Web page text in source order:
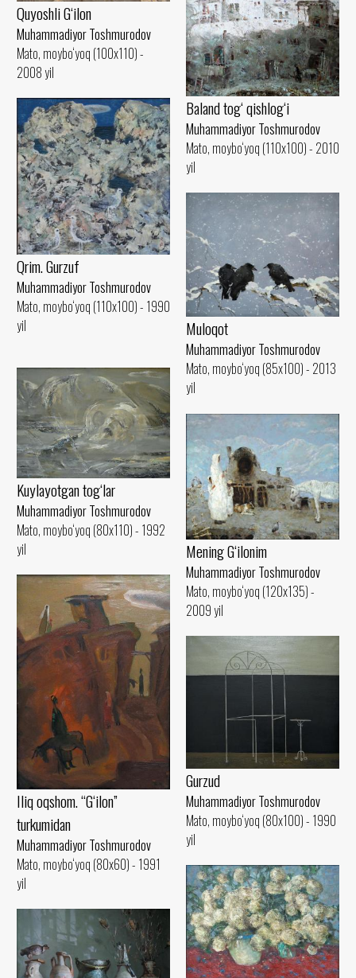
Quyoshli G‘ilon
Muhammadiyor Toshmurodov
Mato, moybo‘yoq (100x110) -
2008 yil
Baland tog‘ qishlog‘i
Muhammadiyor Toshmurodov
Mato, moybo‘yoq (110x100) - 2010
yil
Qrim. Gurzuf
Muhammadiyor Toshmurodov
Mato, moybo‘yoq (110x100) - 1990
yil
Muloqot
Muhammadiyor Toshmurodov
Mato, moybo‘yoq (85x100) - 2013
yil
Kuylayotgan tog‘lar
Muhammadiyor Toshmurodov
Mato, moybo‘yoq (80x110) - 1992
yil
Mening G‘ilonim
Muhammadiyor Toshmurodov
Mato, moybo‘yoq (120x135) -
2009 yil
Iliq oqshom. “G‘ilon”
turkumidan
Muhammadiyor Toshmurodov
Mato, moybo‘yoq (80x60) - 1991
yil
Gurzud
Muhammadiyor Toshmurodov
Mato, moybo‘yoq (80x100) - 1990
yil